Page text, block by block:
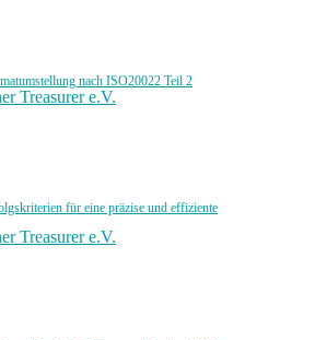
nach ISO20022 Teil 2
Treasurer e.V.
für eine präzise und effiziente
Treasurer e.V.